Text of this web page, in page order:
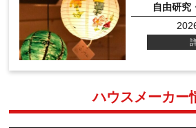
自由研究
ハウスメーカー